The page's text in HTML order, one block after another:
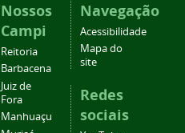
Nossos
Campi
Reitoria
Barbacena
Juiz de
Fora
Manhuaçu
Navegação
Acessibilidade
Mapa do
site
Redes
sociais